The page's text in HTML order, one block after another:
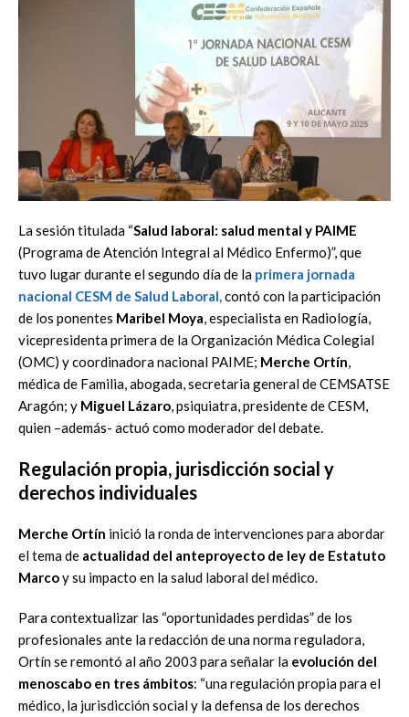
La sesión titulada “Salud laboral: salud mental y PAIME
(Programa de Atención Integral al Médico Enfermo)”, que
tuvo lugar durante el segundo día de la primera jornada
nacional CESM de Salud Laboral,contó con la participación
de los ponentes Maribel Moya, especialista en Radiología,
vicepresidenta primera de la Organización Médica Colegial
(OMC) y coordinadora nacional PAIME; Merche Ortín,
médica de Familia, abogada, secretaria general de CEMSATSE
Aragón; y Miguel Lázaro, psiquiatra, presidente de CESM,
quien –además- actuó como moderador del debate.
Regulación propia, jurisdicción social y
derechos individuales
Merche Ortín inició la ronda de intervenciones para abordar
el tema de actualidad del anteproyecto de ley de Estatuto
Marcoy su impacto en la salud laboral del médico.
Para contextualizar las “oportunidades perdidas” de los
profesionales ante la redacción de una norma reguladora,
Ortín se remontó al año 2003 para señalar la evolución del
menoscabo en tres ámbitos: “una regulación propia para el
médico, la jurisdicción social y la defensa de los derechos